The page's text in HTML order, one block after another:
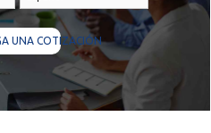
OBTENGA UNA COTIZACIÓN
UNA COTIZACIÓN